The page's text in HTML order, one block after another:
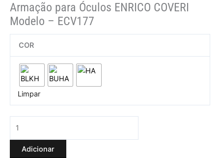
Armação para Óculos ENRICO COVERI
Modelo – ECV177
COR
Limpar
Adicionar